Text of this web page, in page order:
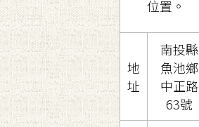
位置。
地
址
南投縣
魚池鄉
中正路
63號